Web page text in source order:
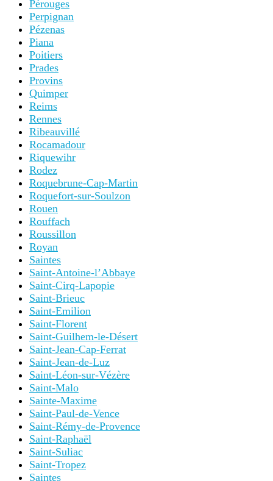
Pérouges
Perpignan
Pézenas
Piana
Poitiers
Prades
Provins
Quimper
Reims
Rennes
Ribeauvillé
Rocamadour
Riquewihr
Rodez
Roquebrune-Cap-Martin
Roquefort-sur-Soulzon
Rouen
Rouffach
Roussillon
Royan
Saintes
Saint-Antoine-l’Abbaye
Saint-Cirq-Lapopie
Saint-Brieuc
Saint-Emilion
Saint-Florent
Saint-Guilhem-le-Désert
Saint-Jean-Cap-Ferrat
Saint-Jean-de-Luz
Saint-Léon-sur-Vézère
Saint-Malo
Sainte-Maxime
Saint-Paul-de-Vence
Saint-Rémy-de-Provence
Saint-Raphaël
Saint-Suliac
Saint-Tropez
Saintes